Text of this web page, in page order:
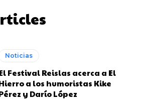
Noticias
Festival Reislas acerca a El
a los humoristas Kike
y Darío López